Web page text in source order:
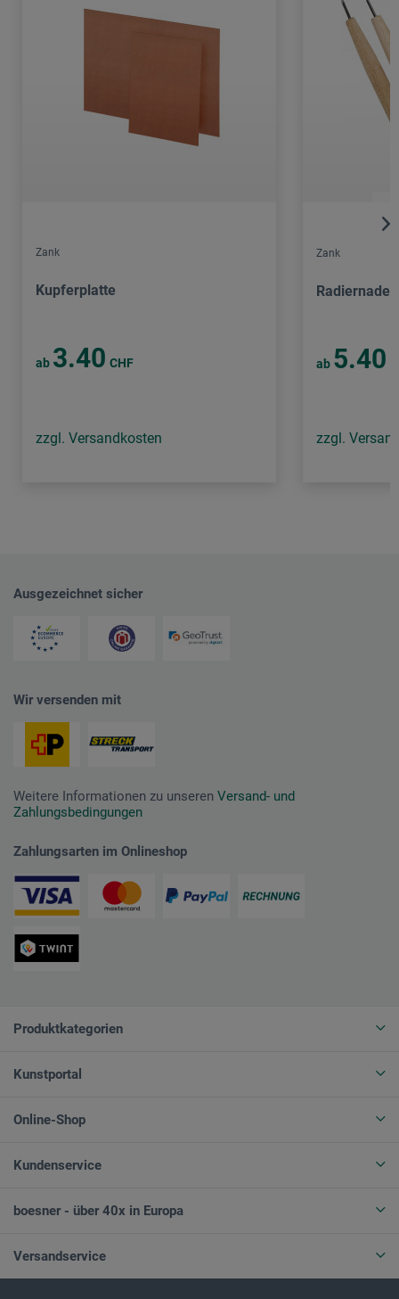
Zank
Kupferplatte
ab 3.40 CHF
zzgl. Versandkosten
Zank
Radiernadel
ab 5.40
zzgl.
Ausgezeichnet sicher
Wir versenden mit
Weitere Informationen zu unseren Versand- und
Zahlungsbedingungen
Zahlungsarten im Onlineshop
Produktkategorien
Kunstportal
Online-Shop
Kundenservice
boesner - über 40x in Europa
Versandservice